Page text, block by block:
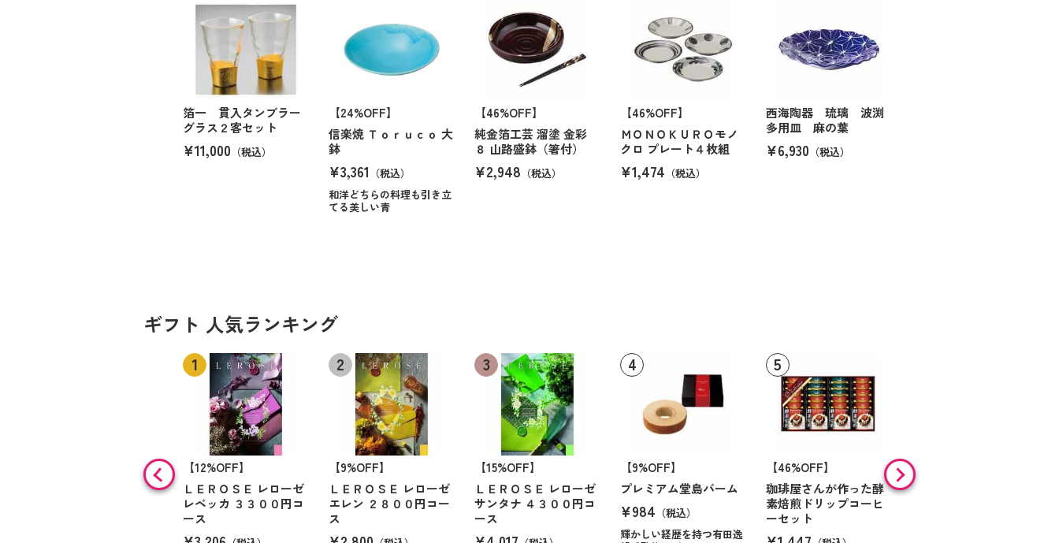
箔一 貫入タンブラー
グラス２客セット
¥11,000 （税込）
【24%OFF】
信楽焼 Ｔｏｒｕｃｏ 大
鉢
¥3,361 （税込）
和洋どちらの料理も引き立
てる美しい青
【46%OFF】
純金箔工芸 溜塗 金彩
８ 山路盛鉢（箸付）
¥2,948 （税込）
【46%OFF】
ＭＯＮＯＫＵＲＯモノ
クロ プレート４枚組
¥1,474 （税込）
西海陶器 琉璃 波渕
多用皿 麻の葉
¥6,930 （税込）
ギフト 人気ランキング
【12%OFF】
ＬＥＲＯＳＥ レローゼ
レベッカ ３３００円コ
ース
【9%OFF】
ＬＥＲＯＳＥ レローゼ
エレン ２８００円コー
ス
【15%OFF】
ＬＥＲＯＳＥ レローゼ
サンタナ ４３００円コ
ース
【9%OFF】
プレミアム堂島バーム
¥984 （税込）
輝かしい経歴を持つ有田逸
【46%OFF】
珈琲屋さんが作った酵
素焙煎ドリップコーヒ
ーセット
【9%OFF】
アラン・ド・パリ ショ